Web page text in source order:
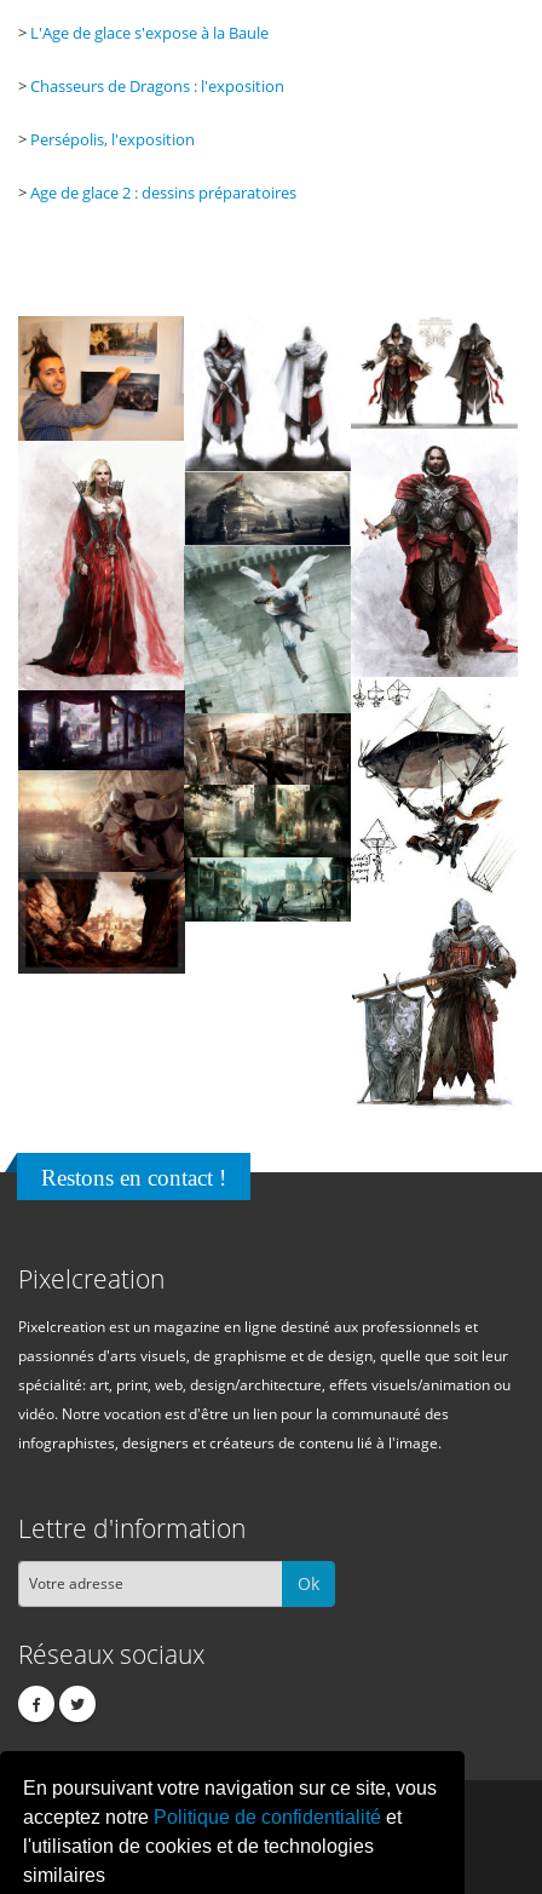
En poursuivant votre navigation sur ce site, vous
acceptez notre Politique de confidentialité et
l'utilisation de cookies et de technologies
similaires
> L'Age de glace s'expose à la Baule
>Chasseurs de Dragons : l'exposition
> Persépolis, l'exposition
>Age de glace 2 : dessins préparatoires
Restons en contact !
Pixelcreation
Pixelcreation est un magazine en ligne destiné aux professionnels et
passionnés d'arts visuels, de graphisme et de design, quelle que soit leur
spécialité: art, print, web, design/architecture, effets visuels/animation ou
vidéo. Notre vocation est d'être un lien pour la communauté des
infographistes, designers et créateurs de contenu lié à l'image.
Lettre d'information
Ok
Réseaux sociaux
PIXELCREATION